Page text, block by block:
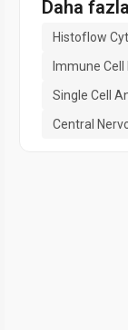
Daha
Histoflow
Immune
Single Cell
Central